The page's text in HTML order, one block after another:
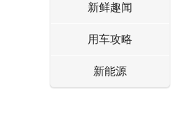
新鲜趣闻
用车攻略
新能源